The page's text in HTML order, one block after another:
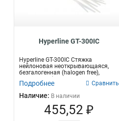
Hyperline GT-300IC
Hyperline GT-300IC Стяжка
нейлоновая неоткрывающаяся,
безгалогенная (halogen free),
300x3.6мм (...
Подробнее Сравнить
Наличие: В наличии
455,52 ₽